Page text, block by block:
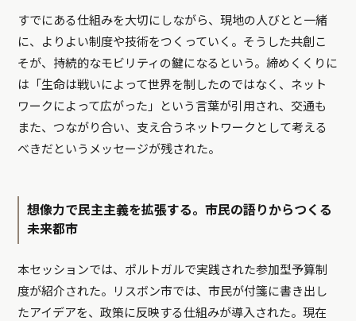
すでにある仕組みを大切にしながら、現地の人びとと一緒
に、よりよい制度や技術をつくっていく。そうした共創こ
そが、持続的なモビリティの鍵になるという。締めくくりに
は「生命は戦いによって世界を制したのではなく、ネット
ワークによって広がった」という言葉が引用され、交通も
また、つながり合い、支え合うネットワークとして考える
べきだというメッセージが残された。
想像力で民主主義を拡張する。市民の語りからつくる
未来都市
本セッションでは、ポルトガルで実践された参加型予算制
度が紹介された。リスボン市では、市民が付箋に書き出し
たアイデアを、政策に反映する仕組みが導入された。現在